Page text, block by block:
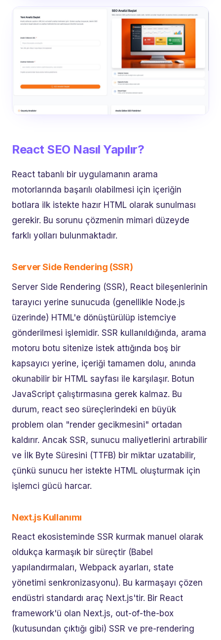
React SEO Nasıl Yapılır?
React tabanlı bir uygulamanın arama
motorlarında başarılı olabilmesi için içeriğin
botlara ilk istekte hazır HTML olarak sunulması
gerekir. Bu sorunu çözmenin mimari düzeyde
farklı yolları bulunmaktadır.
Server Side Rendering (SSR)
Server Side Rendering (SSR), React bileşenlerinin
tarayıcı yerine sunucuda (genellikle Node.js
üzerinde) HTML'e dönüştürülüp istemciye
gönderilmesi işlemidir. SSR kullanıldığında, arama
motoru botu sitenize istek attığında boş bir
kapsayıcı yerine, içeriği tamamen dolu, anında
okunabilir bir HTML sayfası ile karşılaşır. Botun
JavaScript çalıştırmasına gerek kalmaz. Bu
durum, react seo süreçlerindeki en büyük
problem olan "render gecikmesini" ortadan
kaldırır. Ancak SSR, sunucu maliyetlerini artırabilir
ve İlk Byte Süresini (TTFB) bir miktar uzatabilir,
çünkü sunucu her istekte HTML oluşturmak için
işlemci gücü harcar.
Next.js Kullanımı
React ekosisteminde SSR kurmak manuel olarak
oldukça karmaşık bir süreçtir (Babel
yapılandırmaları, Webpack ayarları, state
yönetimi senkronizasyonu). Bu karmaşayı çözen
endüstri standardı araç Next.js'tir. Bir React
framework'ü olan Next.js, out-of-the-box
(kutusundan çıktığı gibi) SSR ve pre-rendering